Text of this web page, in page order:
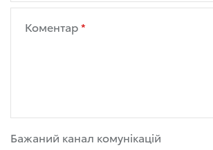
Коментар
Бажаний канал комунікацій